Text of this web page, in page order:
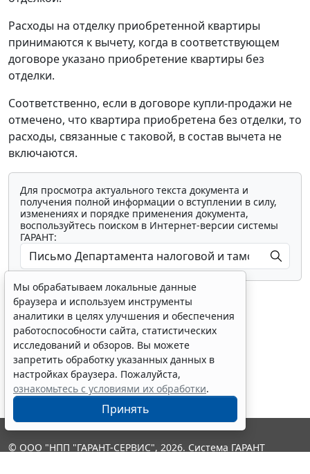
Расходы на отделку приобретенной квартиры
принимаются к вычету, когда в соответствующем
договоре указано приобретение квартиры без
отделки.
Соответственно, если в договоре купли-продажи не
отмечено, что квартира приобретена без отделки, то
расходы, связанные с таковой, в состав вычета не
включаются.
Для просмотра актуального текста документа и
получения полной информации о вступлении в силу,
изменениях и порядке применения документа,
воспользуйтесь поиском в Интернет-версии системы
ГАРАНТ:
Показать все материалы
Мы обрабатываем локальные данные
браузера и используем инструменты
аналитики в целях улучшения и обеспечения
работоспособности сайта, статистических
исследований и обзоров. Вы можете
запретить обработку указанных данных в
настройках браузера. Пожалуйста,
ознакомьтесь с условиями их обработки.
Принять
© ООО "НПП "ГАРАНТ-СЕРВИС", 2026. Система ГАРАНТ